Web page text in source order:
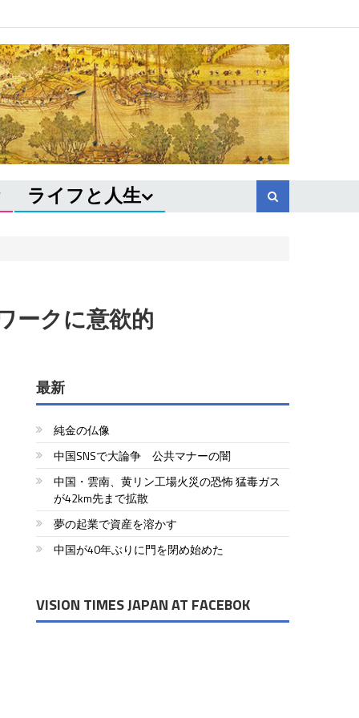
ライフと人生
ークに意欲的
最新
純金の仏像
中国SNSで大論争 公共マナーの闇
中国・雲南、黄リン工場火災の恐怖 猛毒ガス
が42km先まで拡散
夢の起業で資産を溶かす
中国が40年ぶりに門を閉め始めた
VISION TIMES JAPAN AT FACEBOK